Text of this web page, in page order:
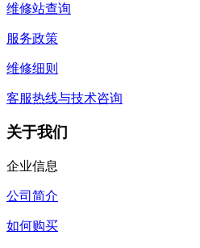
维修站查询
服务政策
维修细则
客服热线与技术咨询
关于我们
企业信息
公司简介
如何购买